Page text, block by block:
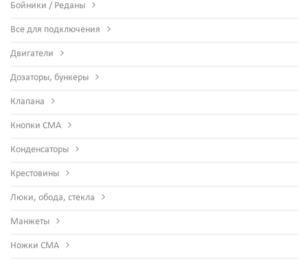
Бойники / Реданы
Все для подключения
Двигатели
Дозаторы, бункеры
Клапана
Кнопки СМА
Конденсаторы
Крестовины
Люки, обода, стекла
Манжеты
Ножки СМА